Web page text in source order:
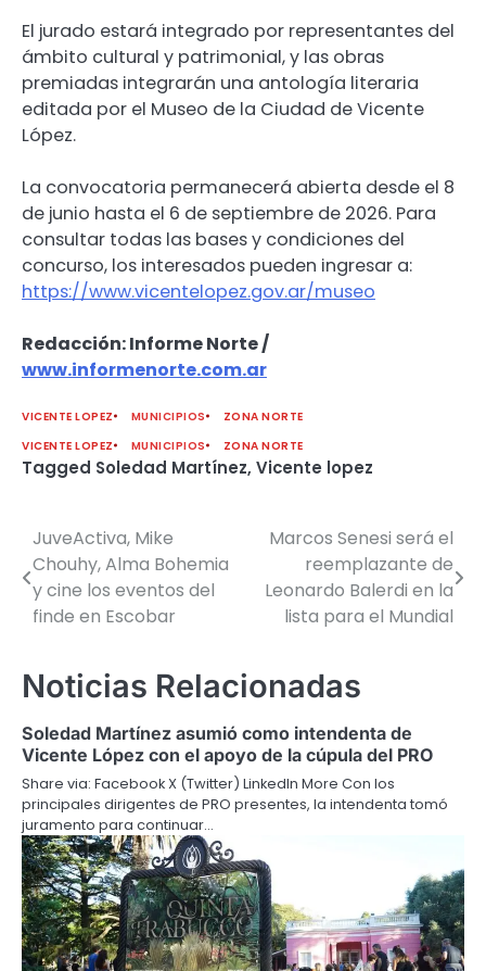
El jurado estará integrado por representantes del
ámbito cultural y patrimonial, y las obras
premiadas integrarán una antología literaria
editada por el Museo de la Ciudad de Vicente
López.
La convocatoria permanecerá abierta desde el 8
de junio hasta el 6 de septiembre de 2026. Para
consultar todas las bases y condiciones del
concurso, los interesados pueden ingresar a:
https://www.vicentelopez.gov.ar/museo
Redacción: Informe Norte /
www.informenorte.com.ar
VICENTE LOPEZ MUNICIPIOS
ZONA NORTE
VICENTE LOPEZ
MUNICIPIOS ZONA NORTE
Tagged Soledad Martínez, Vicente lopez
Navegación
de
entradas
JuveActiva, Mike
Chouhy, Alma Bohemia
y cine los eventos del
finde en Escobar
Marcos Senesi será el
reemplazante de
Leonardo Balerdi en la
lista para el Mundial
Noticias Relacionadas
Soledad Martínez asumió como intendenta de
Vicente López con el apoyo de la cúpula del PRO
Share via: Facebook X (Twitter) LinkedIn More Con los
principales dirigentes de PRO presentes, la intendenta tomó
juramento para continuar…